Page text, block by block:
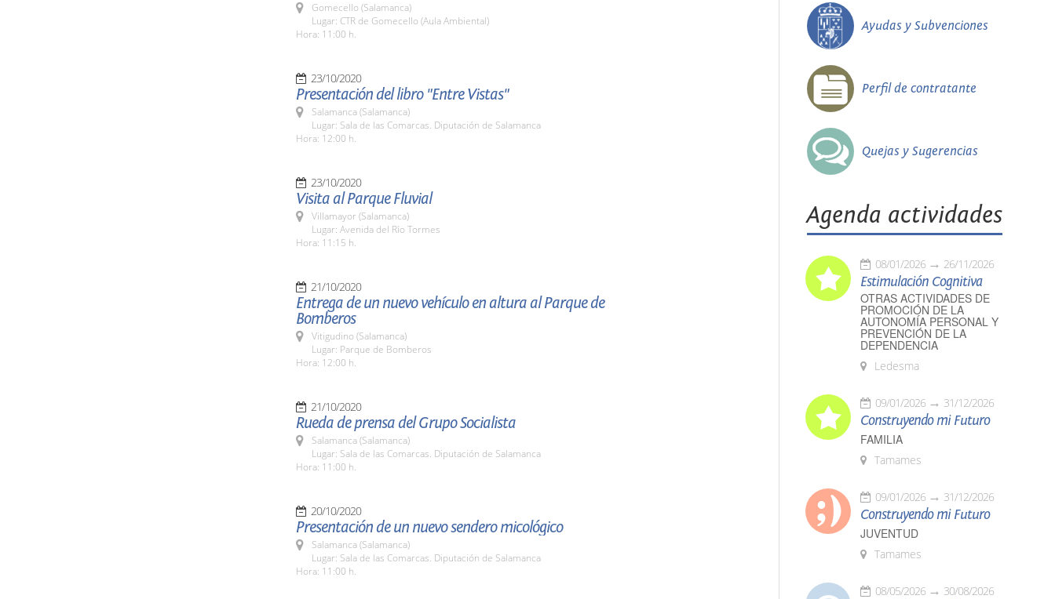
Gomecello (Salamanca)
Lugar: CTR de Gomecello (Aula Ambiental)
Hora: 11:00 h.
23/10/2020
Presentación del libro "Entre Vistas"
Salamanca (Salamanca)
Lugar: Sala de las Comarcas. Diputación de Salamanca
Hora: 12:00 h.
23/10/2020
Visita al Parque Fluvial
Villamayor (Salamanca)
Lugar: Avenida del Río Tormes
Hora: 11:15 h.
21/10/2020
Entrega de un nuevo vehículo en altura al Parque de
Bomberos
Vitigudino (Salamanca)
Lugar: Parque de Bomberos
Hora: 12:00 h.
21/10/2020
Rueda de prensa del Grupo Socialista
Salamanca (Salamanca)
Lugar: Sala de las Comarcas. Diputación de Salamanca
Hora: 11:00 h.
20/10/2020
Presentación de un nuevo sendero micológico
Salamanca (Salamanca)
Lugar: Sala de las Comarcas. Diputación de Salamanca
Hora: 11:00 h.
Ayudas y Subvenciones
Perfil de contratante
Quejas y Sugerencias
Agenda actividades
08/01/2026 26/11/2026
Estimulación Cognitiva
OTRAS ACTIVIDADES DE
PROMOCIÓN DE LA
AUTONOMÍA PERSONAL Y
PREVENCIÓN DE LA
DEPENDENCIA
Ledesma
09/01/2026 31/12/2026
Construyendo mi Futuro
FAMILIA
Tamames
09/01/2026 31/12/2026
Construyendo mi Futuro
JUVENTUD
Tamames
08/05/2026 30/08/2026